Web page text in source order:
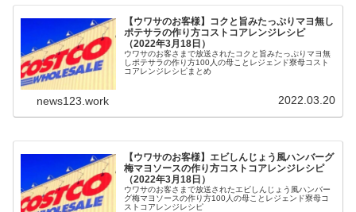
【ウワサのお客様】コクと旨みたっぷりマヨ無し
ポテサラの作り方コストコアレンジレシピ
（2022年3月18日）
ウワサのお客さまで放送されたコクと旨みたっぷりマヨ無
しポテサラの作り方100人の母ことレジェンド寮母コスト
コアレンジレシピまとめ
news123.work 2022.03.20
【ウワサのお客様】エビしんじょう風ハンバーグ
梅マヨソースの作り方コストコアレンジレシピ
（2022年3月18日）
ウワサのお客さまで放送されたエビしんじょう風ハンバー
グ梅マヨソースの作り方100人の母ことレジェンド寮母コ
ストコアレンジレシピ